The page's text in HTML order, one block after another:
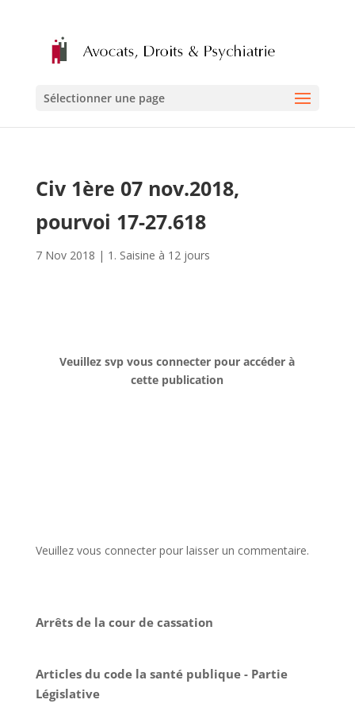
Sélectionner une page
Civ 1ère 07 nov.2018,
pourvoi 17-27.618
7 Nov 2018 | 1. Saisine à 12 jours
Veuillez svp vous connecter pour accéder à
cette publication
Veuillez vous connecter pour laisser un commentaire.
Arrêts de la cour de cassation
Articles du code la santé publique - Partie
Législative